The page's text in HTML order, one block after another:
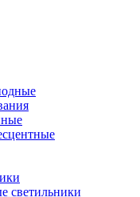
светильники